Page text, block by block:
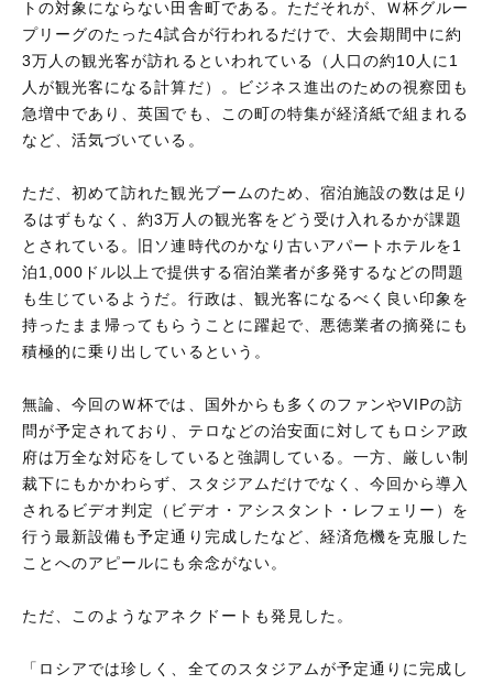
トの対象にならない田舎町である。ただそれが、Ｗ杯グルー
プリーグのたった4試合が行われるだけで、大会期間中に約
3万人の観光客が訪れるといわれている（人口の約10人に1
人が観光客になる計算だ）。ビジネス進出のための視察団も
急増中であり、英国でも、この町の特集が経済紙で組まれる
など、活気づいている。
ただ、初めて訪れた観光ブームのため、宿泊施設の数は足り
るはずもなく、約3万人の観光客をどう受け入れるかが課題
とされている。旧ソ連時代のかなり古いアパートホテルを1
泊1,000ドル以上で提供する宿泊業者が多発するなどの問題
も生じているようだ。行政は、観光客になるべく良い印象を
持ったまま帰ってもらうことに躍起で、悪徳業者の摘発にも
積極的に乗り出しているという。
無論、今回のＷ杯では、国外からも多くのファンやVIPの訪
問が予定されており、テロなどの治安面に対してもロシア政
府は万全な対応をしていると強調している。一方、厳しい制
裁下にもかかわらず、スタジアムだけでなく、今回から導入
されるビデオ判定（ビデオ・アシスタント・レフェリー）を
行う最新設備も予定通り完成したなど、経済危機を克服した
ことへのアピールにも余念がない。
ただ、このようなアネクドートも発見した。
「ロシアでは珍しく、全てのスタジアムが予定通りに完成し